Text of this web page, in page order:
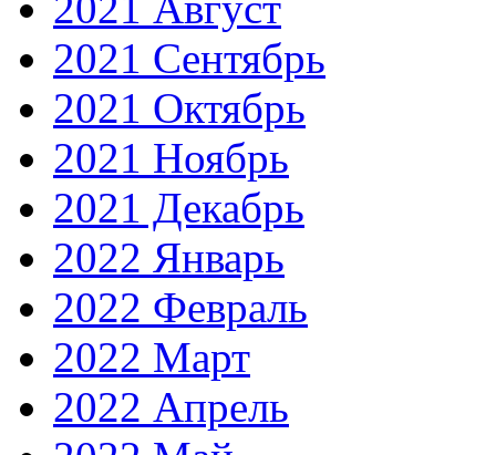
2021 Сентябрь
2021 Октябрь
2021 Ноябрь
2021 Декабрь
2022 Январь
2022 Февраль
2022 Март
2022 Апрель